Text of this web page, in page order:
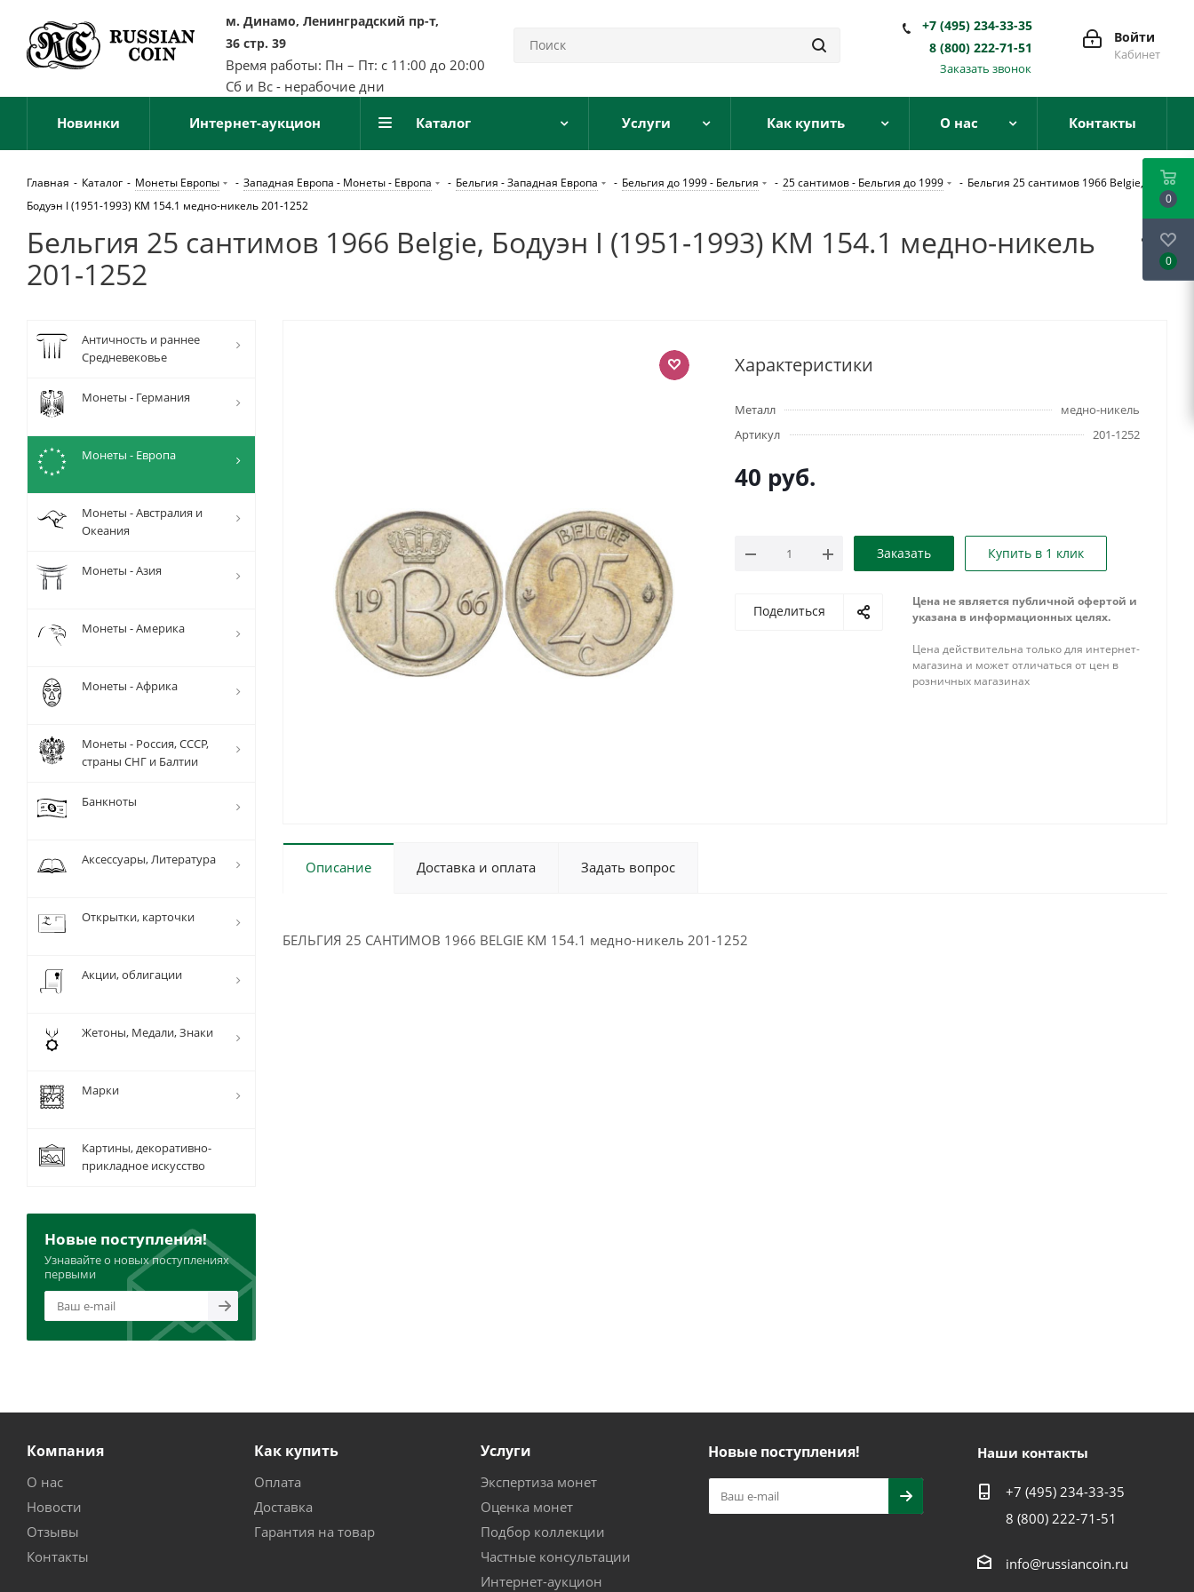
м. Динамо, Ленинградский пр-т,
36 стр. 39
Время работы: Пн – Пт: с 11:00 до 20:00
Сб и Вс - нерабочие дни
Войти
Кабинет
+7 (495) 234-33-35
8 (800) 222-71-51
Заказать звонок
Новинки Интернет-аукцион Каталог Услуги Как купить О нас Контакты
Главная - Каталог - Монеты Европы - Западная Европа - Монеты - Европа - Бельгия - Западная Европа - Бельгия до 1999 - Бельгия - 25 сантимов - Бельгия до 1999 - Бельгия 25 сантимов 1966 Belgie,
Бодуэн I (1951-1993) KM 154.1 медно-никель 201-1252
Бельгия 25 сантимов 1966 Belgie, Бодуэн I (1951-1993) KM 154.1 медно-никель
201-1252
Характеристики
Металл
медно-никель
Артикул
201-1252
40 руб.
Заказать Купить в 1 клик
Поделиться
Цена не является публичной офертой и
указана в информационных целях.
Цена действительна только для интернет-
магазина и может отличаться от цен в
розничных магазинах
Описание Доставка и оплата Задать вопрос
БЕЛЬГИЯ 25 САНТИМОВ 1966 BELGIE KM 154.1 медно-никель 201-1252
Античность и раннее
Средневековье
Монеты - Германия
Монеты - Европа
Монеты - Австралия и
Океания
Монеты - Азия
Монеты - Америка
Монеты - Африка
Монеты - Россия, СССР,
страны СНГ и Балтии
Банкноты
Аксессуары, Литература
Открытки, карточки
Акции, облигации
Жетоны, Медали, Знаки
Марки
Картины, декоративно-
прикладное искусство
Новые поступления!
Узнавайте о новых поступлениях
первыми
Компания
О нас
Новости
Отзывы
Контакты
Как купить
Оплата
Доставка
Гарантия на товар
Услуги
Экспертиза монет
Оценка монет
Подбор коллекции
Частные консультации
Интернет-аукцион
Новые поступления! Наши контакты
+7 (495) 234-33-35
8 (800) 222-71-51
info@russiancoin.ru
0
0